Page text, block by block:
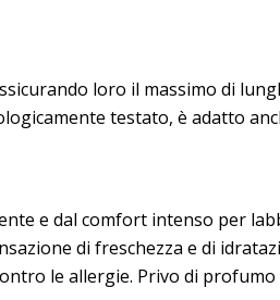
loro il massimo di
testato, è adatto
e dal comfort intenso per
di freschezza e di
le allergie. Privo di profumo